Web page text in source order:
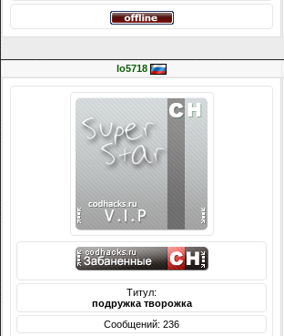
lo5718
Титул:
подружка творожка
Сообщений: 236